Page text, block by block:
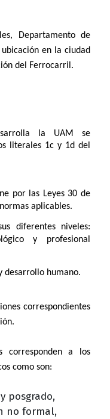
Departamento de
en la ciudad
del Ferrocarril.
la UAM se
literales 1c y 1d del
por las Leyes 30 de
aplicables.
diferentes niveles:
y profesional
desarrollo humano.
correspondientes
corresponden a los
como son:
posgrado,
no formal,